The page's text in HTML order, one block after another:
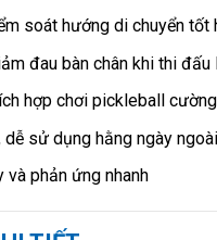
soát hướng di chuyển tốt
đau bàn chân khi thi đấu
hợp chơi pickleball
dễ sử dụng hằng ngày
và phản ứng nhanh